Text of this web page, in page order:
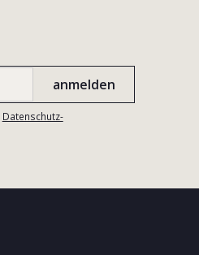
Datenschutz-